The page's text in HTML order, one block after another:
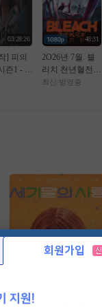
03:28:26
] 피의
즌1 - 07
,홍진
48:31
2O26년 7월. 블
리치 천년혈전편
4쿨. 화진담 1화
최신/방영중
회원가입